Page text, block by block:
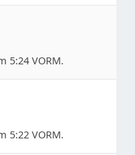
5:24 VORM.
5:22 VORM.